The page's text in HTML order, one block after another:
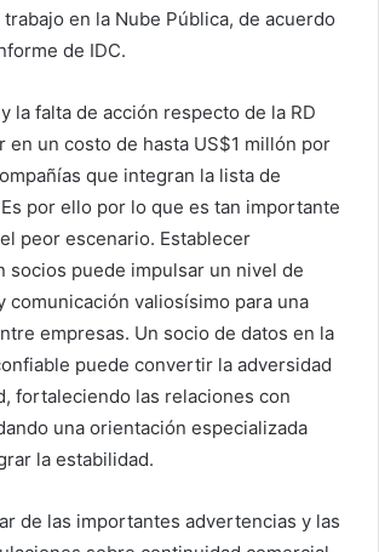
trabajo en la Nube Pública, de acuerdo
de IDC.
la falta de acción respecto de la RD
en un costo de hasta US$1 millón por
que integran la lista de
por ello por lo que es tan importante
peor escenario. Establecer
socios puede impulsar un nivel de
comunicación valiosísimo para una
empresas. Un socio de datos en la
puede convertir la adversidad
fortaleciendo las relaciones con
una orientación especializada
la estabilidad.
de las importantes advertencias y las